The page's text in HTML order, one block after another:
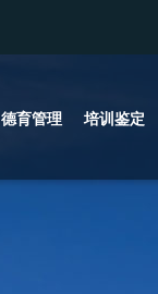
德育管理 培训鉴定